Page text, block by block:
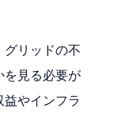
リッドの不
を見る必要が
やインフラ